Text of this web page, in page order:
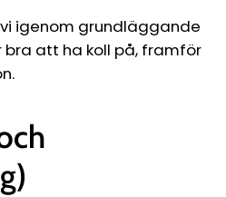
igenom grundläggande
att ha koll på, framför